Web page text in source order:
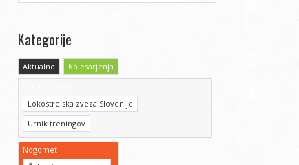
Kategorije
Aktualno
Kolesarjenja
Lokostrelska zveza Slovenije
Urnik treningov
Nogomet